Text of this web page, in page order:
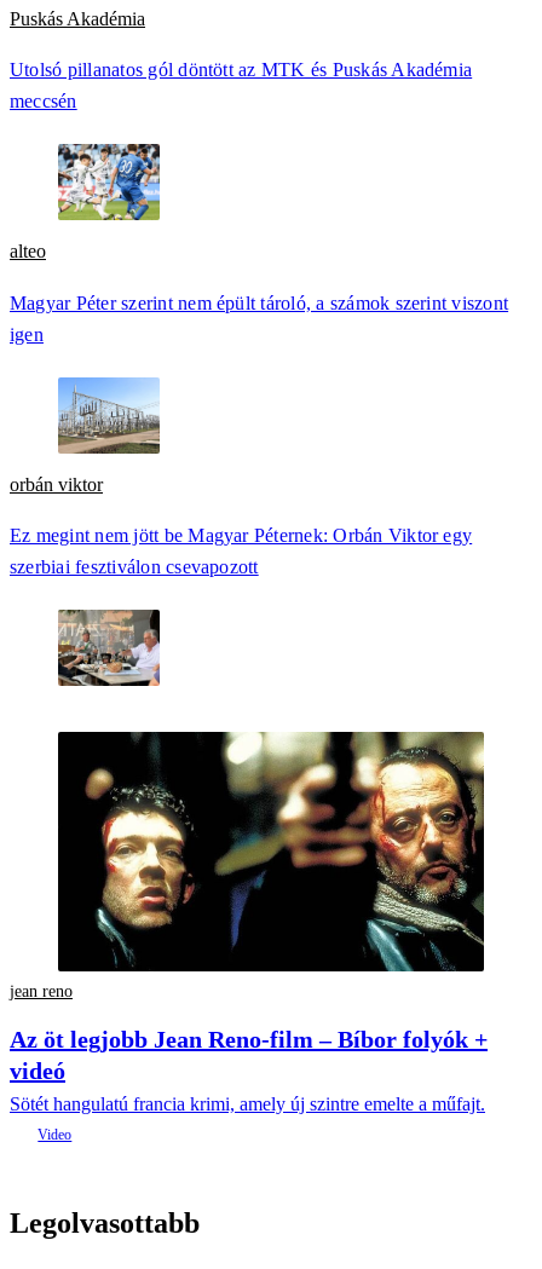
Puskás Akadémia
Utolsó pillanatos gól döntött az MTK és Puskás Akadémia
meccsén
alteo
Magyar Péter szerint nem épült tároló, a számok szerint viszont
igen
orbán viktor
Ez megint nem jött be Magyar Péternek: Orbán Viktor egy
szerbiai fesztiválon csevapozott
jean reno
Az öt legjobb Jean Reno-film – Bíbor folyók +
videó
Sötét hangulatú francia krimi, amely új szintre emelte a műfajt.
Legolvasottabb